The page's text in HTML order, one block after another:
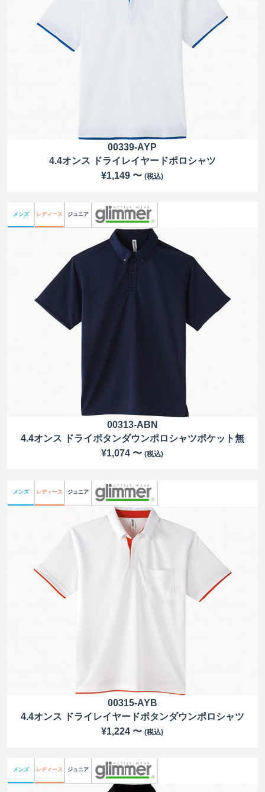
00339-AYP
4.4オンス ドライレイヤードポロシャツ
¥1,149 〜(税込)
メンズ レディース ジュニア
00313-ABN
4.4オンス ドライボタンダウンポロシャツポケット無
¥1,074 〜(税込)
メンズ レディース ジュニア
00315-AYB
4.4オンス ドライレイヤードボタンダウンポロシャツ
¥1,224 〜(税込)
メンズ レディース ジュニア